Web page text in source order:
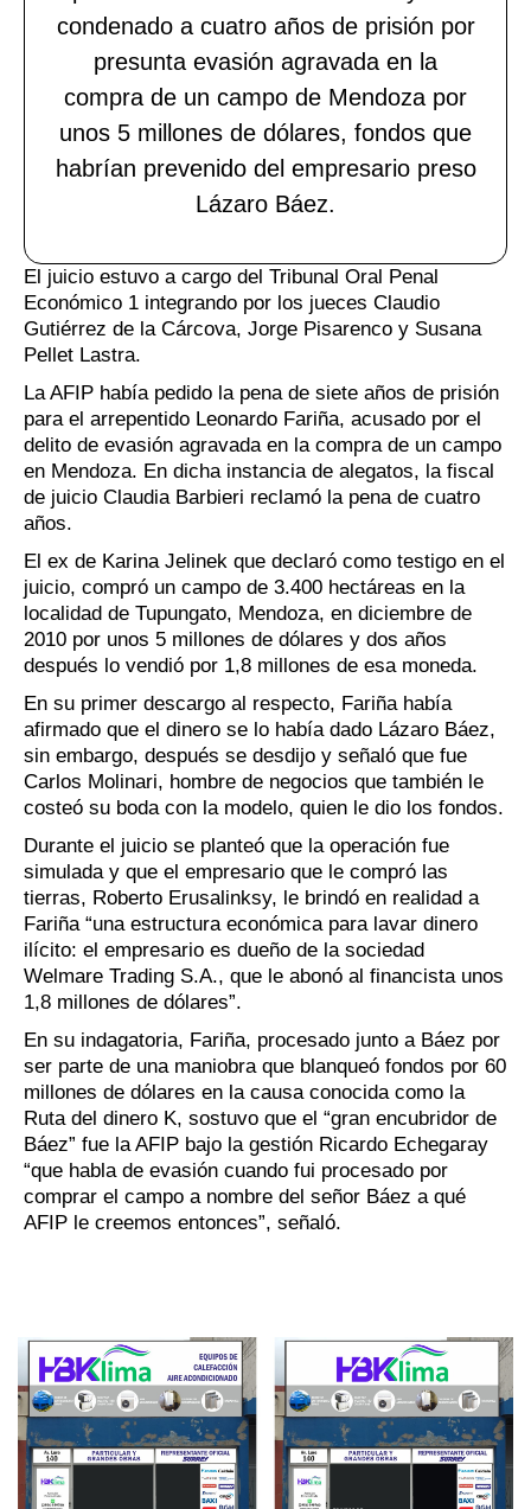
condenado a cuatro años de prisión por
presunta evasión agravada en la
compra de un campo de Mendoza por
unos 5 millones de dólares, fondos que
habrían prevenido del empresario preso
Lázaro Báez.
El juicio estuvo a cargo del Tribunal Oral Penal
Económico 1 integrando por los jueces Claudio
Gutiérrez de la Cárcova, Jorge Pisarenco y Susana
Pellet Lastra.
La AFIP había pedido la pena de siete años de prisión
para el arrepentido Leonardo Fariña, acusado por el
delito de evasión agravada en la compra de un campo
en Mendoza. En dicha instancia de alegatos, la fiscal
de juicio Claudia Barbieri reclamó la pena de cuatro
años.
El ex de Karina Jelinek que declaró como testigo en el
juicio, compró un campo de 3.400 hectáreas en la
localidad de Tupungato, Mendoza, en diciembre de
2010 por unos 5 millones de dólares y dos años
después lo vendió por 1,8 millones de esa moneda.
En su primer descargo al respecto, Fariña había
afirmado que el dinero se lo había dado Lázaro Báez,
sin embargo, después se desdijo y señaló que fue
Carlos Molinari, hombre de negocios que también le
costeó su boda con la modelo, quien le dio los fondos.
Durante el juicio se planteó que la operación fue
simulada y que el empresario que le compró las
tierras, Roberto Erusalinksy, le brindó en realidad a
Fariña “una estructura económica para lavar dinero
ilícito: el empresario es dueño de la sociedad
Welmare Trading S.A., que le abonó al financista unos
1,8 millones de dólares”.
En su indagatoria, Fariña, procesado junto a Báez por
ser parte de una maniobra que blanqueó fondos por 60
millones de dólares en la causa conocida como la
Ruta del dinero K, sostuvo que el “gran encubridor de
Báez” fue la AFIP bajo la gestión Ricardo Echegaray
“que habla de evasión cuando fui procesado por
comprar el campo a nombre del señor Báez a qué
AFIP le creemos entonces”, señaló.